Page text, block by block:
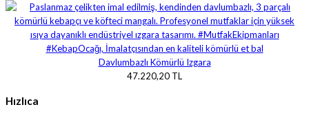
Davlumbazlı Kömürlü Izgara
47.220,20 TL
Hızlıca